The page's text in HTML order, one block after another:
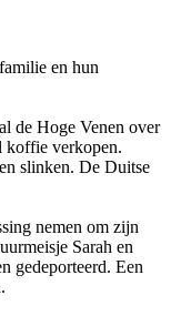
en hun
de Hoge Venen over
koffie verkopen.
slinken. De Duitse
nemen om zijn
Sarah en
gedeporteerd. Een